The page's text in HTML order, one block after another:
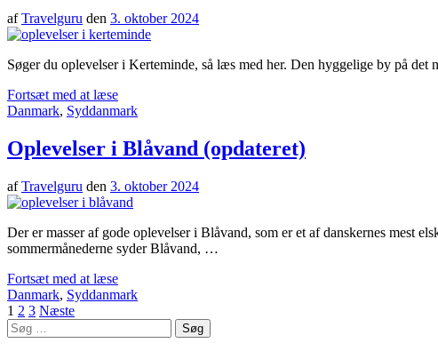
afTravelguru den 3. oktober 2024
Søger du oplevelser i Kerteminde, så læs med her. Den hyggelige by på
Fortsæt med at læse
Danmark, Syddanmark
Oplevelser i Blåvand (opdateret)
afTravelguru den 3. oktober 2024
Der er masser af gode oplevelser i Blåvand, som er et af danskernes mest
sommermånederne syder Blåvand, …
Fortsæt med at læse
Danmark, Syddanmark
Indlægsinddeling
Side
1 Side
2 Side
3 Næste
Søg
efter: